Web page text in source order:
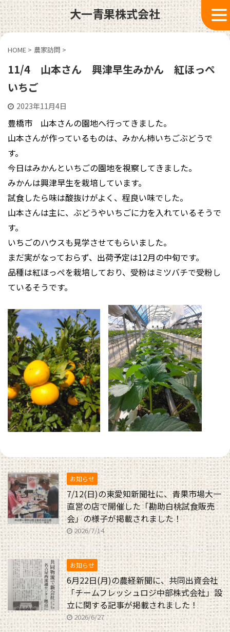
大一青果株式会社
HOME > 農家訪問 >
11/4 山本さん 興津早生みかん 紅ほっぺ
いちご
2023年11月4日
豊橋市 山本さんの園地へ行ってきました。
山本さんが作っているものは、みかん柿いちごぶどうで
す。
今日はみかんといちごの園地を視察してきました。
みかんは興津早生を栽培しています。
試食したら味は酸抜けがよく、程良い味でした。
山本さんは主に、ぶどうやいちごに力を入れているそうで
す。
いちごのハウスも見学させてもらいました。
まだ実がなっておらず、出荷予定は12月の中旬です。
品種は紅ほっぺを栽培しており、受粉はミツバチで受粉し
ているそうです。
お知らせ
7/12(日)の東愛知新聞社に、青果市場大一
直営の店で開催した「勘助白桃試食販売
会」の様子が掲載されました！
2026/7/14
お知らせ
6月22日(月)の農経新聞に、共同出資会社
「チームフレッシュロジ中部株式会社」設
立に関する記事が掲載されました！
2026/6/27